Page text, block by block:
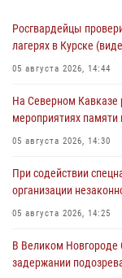
Росгвардейцы
лагерях в Курске
05 августа 2026, 14:44
На Северном Кавказе
мероприятиях
05 августа 2026, 14:30
При содействии
организации
05 августа 2026, 14:25
В Великом Новгороде
задержании